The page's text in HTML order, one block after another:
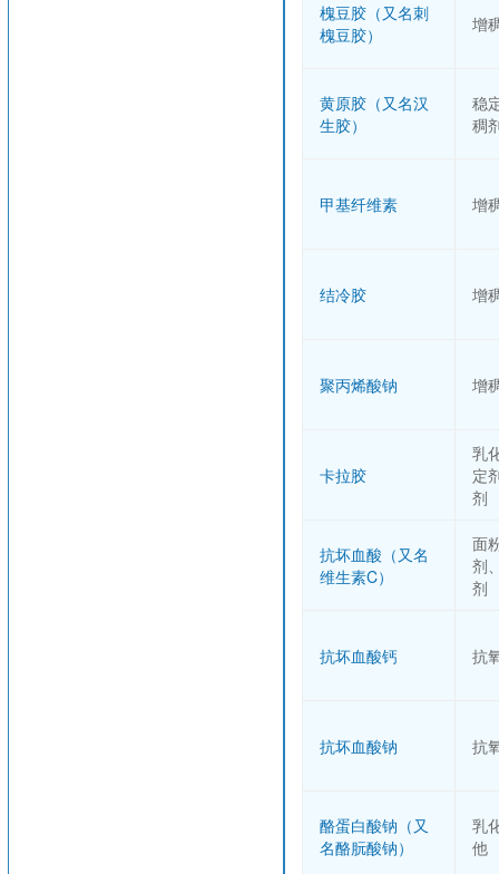
槐豆胶（又名刺
槐豆胶）
增
黄原胶（又名汉
生胶）
稳
稠
甲基纤维素 增
结冷胶 增
聚丙烯酸钠 增
卡拉胶
乳
定
剂
抗坏血酸（又名
维生素C）
面
剂
剂
抗坏血酸钙 抗
抗坏血酸钠 抗
酪蛋白酸钠（又
名酪朊酸钠）
乳
他